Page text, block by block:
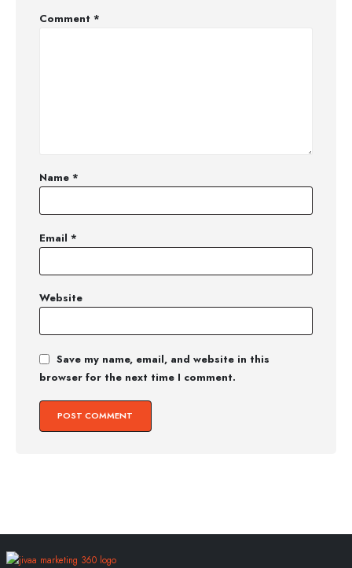
Comment *
Name *
Email *
Website
Save my name, email, and website in this
browser for the next time I comment.